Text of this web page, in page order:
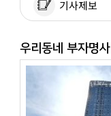
기사제보
우리동네 부자명사